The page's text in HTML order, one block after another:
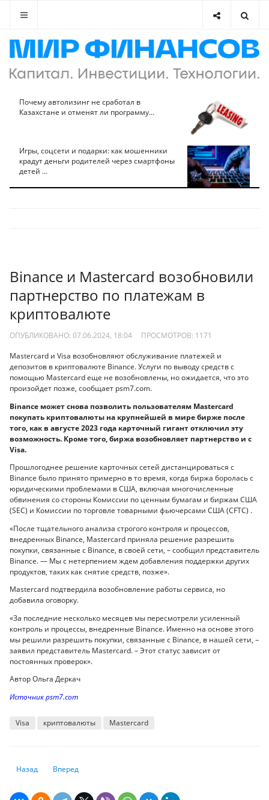
Почему автолизинг не сработал в
Казахстане и отменят ли программу...
Игры, соцсети и подарки: как мошенники
крадут деньги родителей через смартфоны
детей ...
Binance и Mastercard возобновили
партнерство по платежам в
криптовалюте
ОПУБЛИКОВАНО: 07.06.2024, 18:04 ПРОСМОТРОВ: 1171
Mastercard и Visa возобновляют обслуживание платежей и
депозитов в криптовалюте Binance. Услуги по выводу средств с
помощью Mastercard еще не возобновлены, но ожидается, что это
произойдет позже, сообщает psm7.com.
Binance может снова позволить пользователям Mastercard
покупать криптовалюты на крупнейшей в мире бирже после
того, как в августе 2023 года карточный гигант отключил эту
возможность. Кроме того, биржа возобновляет партнерство и с
Visa.
Прошлогоднее решение карточных сетей дистанцироваться с
Binance было принято примерно в то время, когда биржа боролась с
юридическими проблемами в США, включая многочисленные
обвинения со стороны Комиссии по ценным бумагам и биржам США
(SEC) и Комиссии по торговле товарными фьючерсами США (CFTC) .
«После тщательного анализа строгого контроля и процессов,
внедренных Binance, Mastercard приняла решение разрешить
покупки, связанные с Binance, в своей сети, – сообщил представитель
Binance. — Мы с нетерпением ждем добавления поддержки других
продуктов, таких как снятие средств, позже».
Mastercard подтвердила возобновление работы сервиса, но
добавила оговорку.
«За последние несколько месяцев мы пересмотрели усиленный
контроль и процессы, внедренные Binance. Именно на основе этого
мы решили разрешить покупки, связанные с Binance, в нашей сети, –
заявил представитель Mastercard. – Этот статус зависит от
постоянных проверок».
Автор Ольга Деркач
Источник psm7.com
Visa криптовалюты Masterсard
Предыдущий: Binance преодолела важный рубеж в 200 миллионов
Назад Следующий: Как текущие новости и анализ криптовалют
Вперед